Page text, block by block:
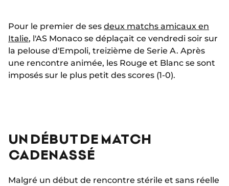
Pour le premier de ses deux matchs amicaux en
Italie, l'AS Monaco se déplaçait ce vendredi soir sur
la pelouse d'Empoli, treizième de Serie A. Après
une rencontre animée, les Rouge et Blanc se sont
imposés sur le plus petit des scores (1-0).
UN DÉBUT DE MATCH
CADENASSÉ
Malgré un début de rencontre stérile et sans réelle